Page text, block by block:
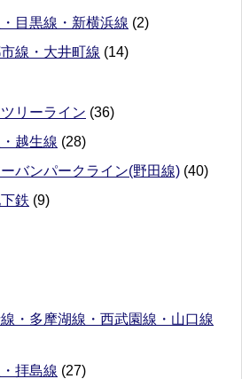
目黒線・新横浜線 (2)
線・大井町線 (14)
リーライン (36)
越生線 (28)
バンパークライン(野田線) (40)
鉄 (9)
・多摩湖線・西武園線・山口線
拝島線 (27)